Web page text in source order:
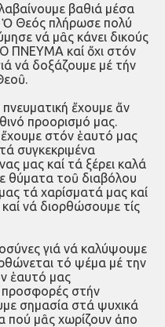
βαθιά μέσα
Ὁ Θεός πλήρωσε πολύ
νά μᾶς κάνει δικούς
ΠΝΕΥΜΑ καί ὄχι στόν
νά δοξάζουμε μέ τήν
ἔχουμε ἄν
προορισμό μας.
στόν ἑαυτό μας
συγκεκριμένα
μας καί τά ξέρει καλά
θύματα τοῦ διαβόλου
τά χαρίσματά μας καί
νά διορθώσουμε τίς
γιά νά καλύψουμε
τό ψέμα μέ την
ἑαυτό μας
προσφορές στήν
σημασία στά ψυχικά
πού μᾶς χωρίζουν ἀπο